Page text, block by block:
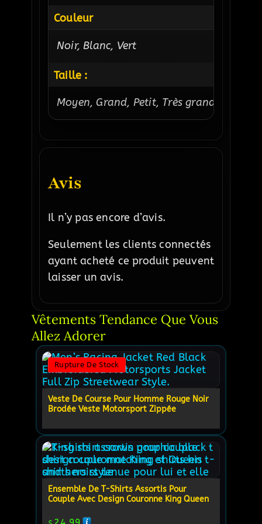
Couleur
Noir, Blanc, Vert
Taille :
Moyen, Grand, Petit, Très grand
Avis
Il n’y pas encore d’avis.
Seulement les clients connectés
ayant acheté ce produit peuvent
laisser un avis.
Vêtements Tendance Que Vous
Allez Adorer
Rupture De Stock
Veste De Course Pour Homme Rouge Noir
Brodée Veste Motorsport Zippée
Ensemble De T-Shirts Assortis Pour
Couple Avec Design Couronne King Queen